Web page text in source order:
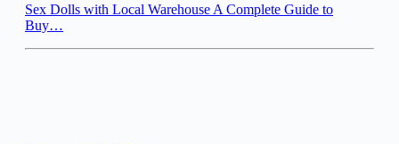
Sex Dolls with Local Warehouse A Complete Guide to
Buy…